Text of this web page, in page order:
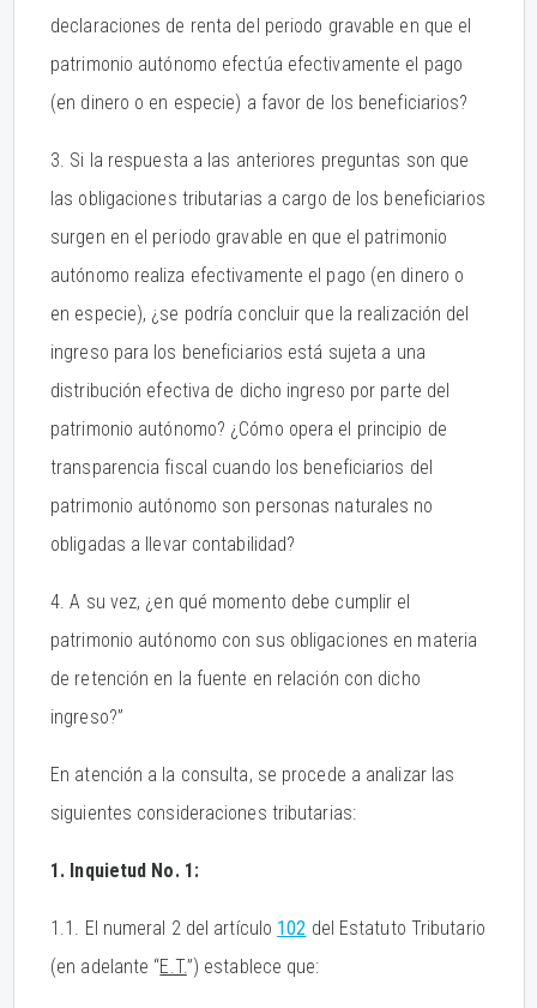
declaraciones de renta del periodo gravable en que el
patrimonio autónomo efectúa efectivamente el pago
(en dinero o en especie) a favor de los beneficiarios?
3. Si la respuesta a las anteriores preguntas son que
las obligaciones tributarias a cargo de los beneficiarios
surgen en el periodo gravable en que el patrimonio
autónomo realiza efectivamente el pago (en dinero o
en especie), ¿se podría concluir que la realización del
ingreso para los beneficiarios está sujeta a una
distribución efectiva de dicho ingreso por parte del
patrimonio autónomo? ¿Cómo opera el principio de
transparencia fiscal cuando los beneficiarios del
patrimonio autónomo son personas naturales no
obligadas a llevar contabilidad?
4. A su vez, ¿en qué momento debe cumplir el
patrimonio autónomo con sus obligaciones en materia
de retención en la fuente en relación con dicho
ingreso?”
En atención a la consulta, se procede a analizar las
siguientes consideraciones tributarias:
1. Inquietud No. 1:
1.1. El numeral 2 del artículo 102 del Estatuto Tributario
(en adelante “E.T.”) establece que: